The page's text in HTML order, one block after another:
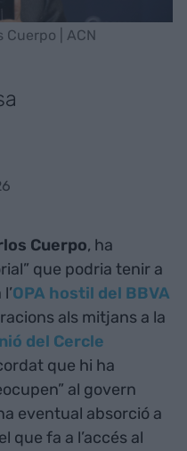
Cuerpo | ACN
Cuerpo, ha
que podria tenir a
OPA hostil del BBVA
als mitjans a la
del Cercle
que hi ha
al govern
eventual absorció a
que fa a l’accés al